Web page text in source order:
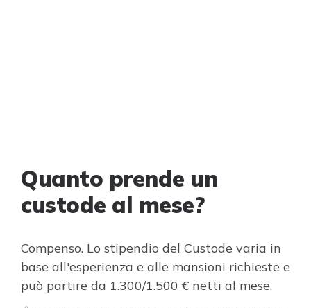
Quanto prende un
custode al mese?
Compenso. Lo stipendio del Custode varia in
base all'esperienza e alle mansioni richieste e
può partire da 1.300/1.500 € netti al mese.